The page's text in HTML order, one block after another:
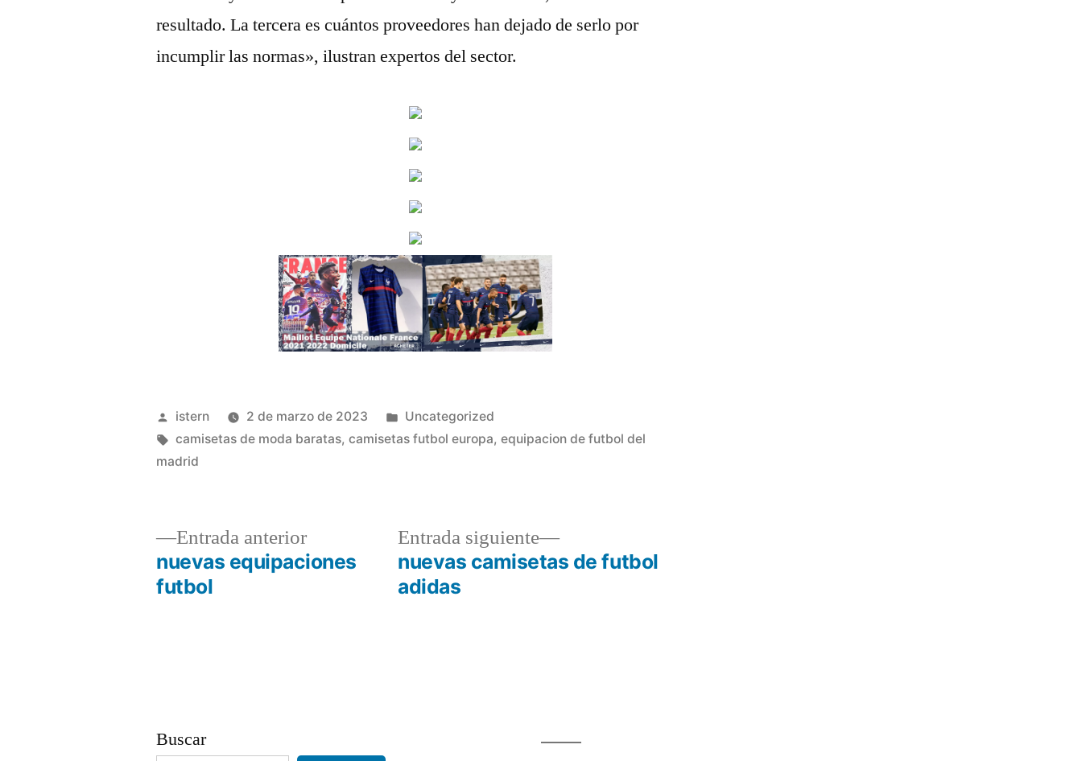
resultado. La tercera es cuántos proveedores han dejado de serlo por
incumplir las normas», ilustran expertos del sector.
Publicado
por
istern 2 de marzo de 2023
Publicado
en
Uncategorized
Etiquetas:
camisetas de moda baratas,camisetas futbol europa,equipacion de futbol del
madrid
Navegación
Entrada anteriorEntrada
anterior:
nuevas equipaciones
futbol
Entrada siguiente
Entrada
siguiente:
nuevas camisetas de futbol
adidas
Buscar